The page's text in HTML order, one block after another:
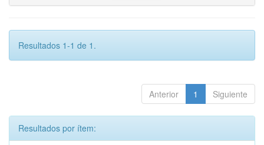
Resultados 1-1 de 1.
Anterior 1 Siguiente
Resultados por ítem: